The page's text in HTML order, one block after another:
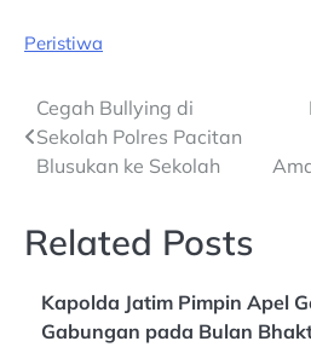
Peristiwa
Post
navigation
Cegah Bullying di
Sekolah Polres Pacitan
Blusukan ke Sekolah
Related Posts
Kapolda Jatim Pimpin Apel
Gabungan pada Bulan